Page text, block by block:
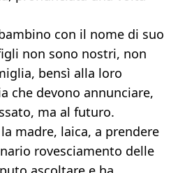
con il nome di suo
non sono nostri, non
bensì alla loro
che devono annunciare,
ma al futuro.
madre, laica, a prendere
rovesciamento delle